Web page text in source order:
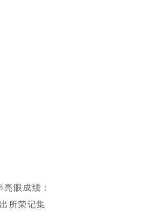
眼成绩：
所荣记集